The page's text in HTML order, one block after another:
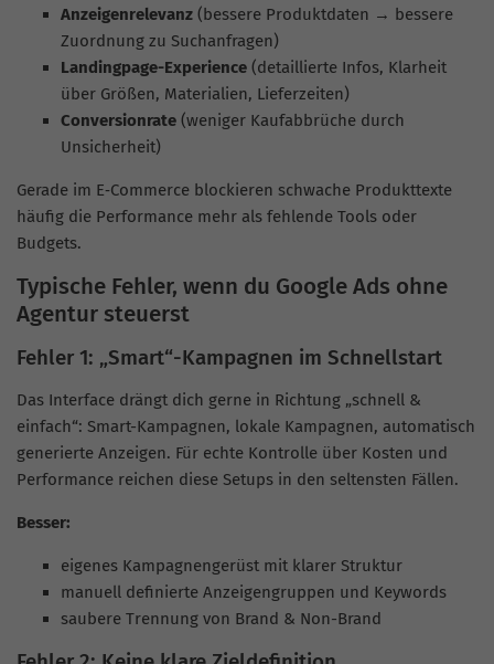
Anzeigenrelevanz (bessere Produktdaten → bessere
Zuordnung zu Suchanfragen)
Landingpage-Experience (detaillierte Infos, Klarheit
über Größen, Materialien, Lieferzeiten)
Conversionrate (weniger Kaufabbrüche durch
Unsicherheit)
Gerade im E‑Commerce blockieren schwache Produkttexte
häufig die Performance mehr als fehlende Tools oder
Budgets.
Typische Fehler, wenn du Google Ads ohne
Agentur steuerst
Fehler 1: „Smart“-Kampagnen im Schnellstart
Das Interface drängt dich gerne in Richtung „schnell &
einfach“: Smart-Kampagnen, lokale Kampagnen, automatisch
generierte Anzeigen. Für echte Kontrolle über Kosten und
Performance reichen diese Setups in den seltensten Fällen.
Besser:
eigenes Kampagnengerüst mit klarer Struktur
manuell definierte Anzeigengruppen und Keywords
saubere Trennung von Brand & Non-Brand